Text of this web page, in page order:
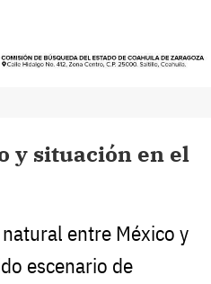
y situación en el
entre México y
escenario de